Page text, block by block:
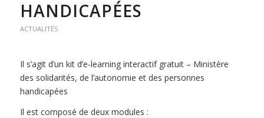
HANDICAPÉES
ACTUALITÉS
Il s’agit d’un kit d’e-learning interactif gratuit – Ministère
des solidarités, de l’autonomie et des personnes
handicapées
Il est composé de deux modules :